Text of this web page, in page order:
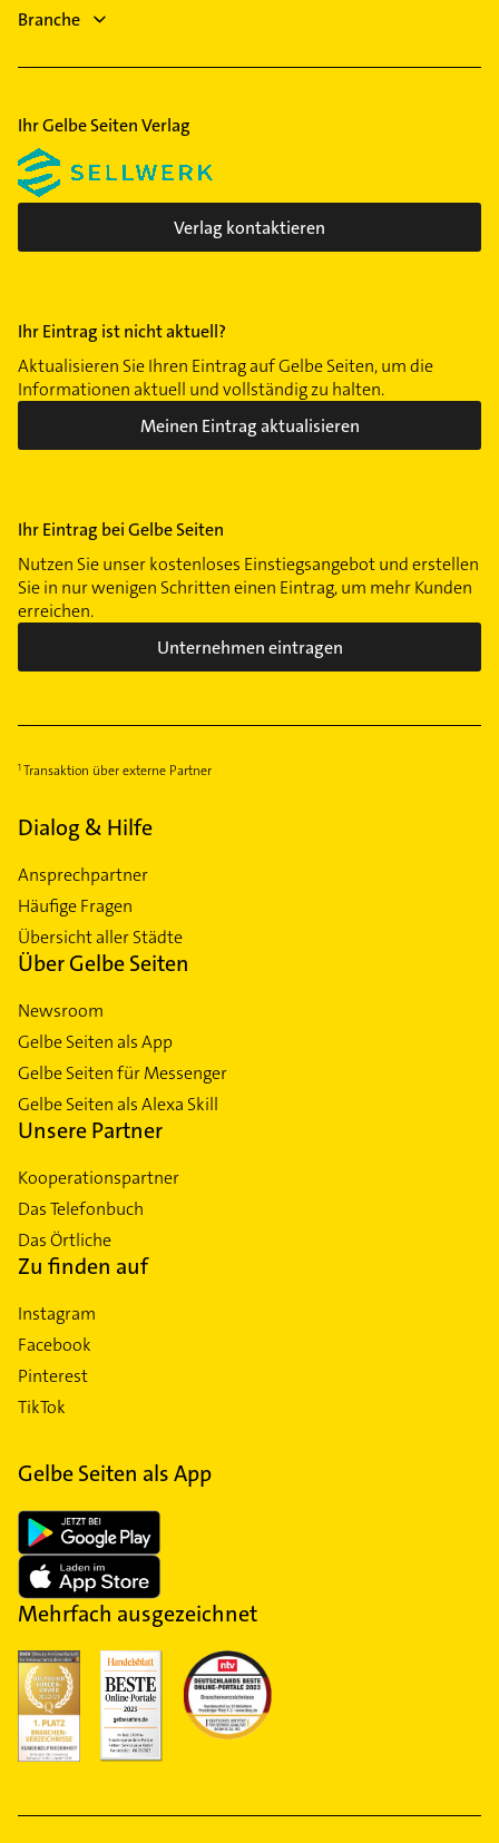
Schreiner
Branche
Ihr Gelbe Seiten Verlag
Verlag kontaktieren
Ihr Eintrag ist nicht aktuell?
Aktualisieren Sie Ihren Eintrag auf Gelbe Seiten, um die
Informationen aktuell und vollständig zu halten.
Meinen Eintrag aktualisieren
Ihr Eintrag bei Gelbe Seiten
Nutzen Sie unser kostenloses Einstiegsangebot und erstellen
Sie in nur wenigen Schritten einen Eintrag, um mehr Kunden
erreichen.
Unternehmen eintragen
Transaktion über externe Partner
Dialog & Hilfe
Ansprechpartner
Häufige Fragen
Übersicht aller Städte
Über Gelbe Seiten
Newsroom
Gelbe Seiten als App
Gelbe Seiten für Messenger
Gelbe Seiten als Alexa Skill
Unsere Partner
Kooperationspartner
Das Telefonbuch
Das Örtliche
Zu finden auf
Instagram
Facebook
Pinterest
TikTok
Gelbe Seiten als App
Mehrfach ausgezeichnet